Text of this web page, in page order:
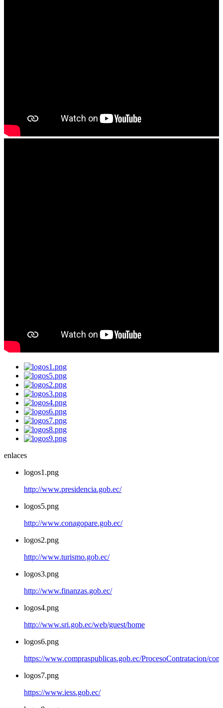
enlaces
logos1.png
http://www.presidencia.gob.ec/
logos5.png
http://www.conagopare.gob.ec/
logos2.png
http://www.turismo.gob.ec/
logos3.png
http://www.finanzas.gob.ec/
logos4.png
http://www.sri.gob.ec/web/guest/home
logos6.png
https://www.compraspublicas.gob.ec/ProcesoContratacion/
logos7.png
https://www.iess.gob.ec/